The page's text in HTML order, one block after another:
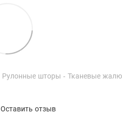
Рулонные шторы - Тканевые
Оставить отзыв